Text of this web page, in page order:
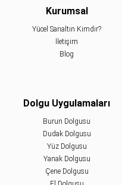
Kurumsal
Yücel Sarıaltın Kimdir?
İletişim
Blog
Dolgu Uygulamaları
Burun Dolgusu
Dudak Dolgusu
Yüz Dolgusu
Yanak Dolgusu
Çene Dolgusu